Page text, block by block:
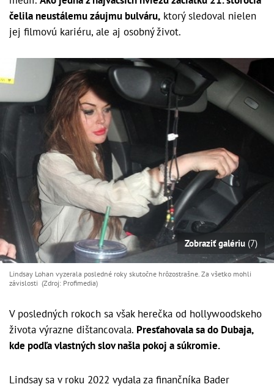
čelila neustálemu záujmu bulváru, ktorý sledoval nielen
jej filmovú kariéru, ale aj osobný život.
Zobraziť galériu (7)
Lindsay Lohan vyzerala posledné roky skutočne hrôzostrašne. Za všetko mohli
závislosti (Zdroj: Profimedia)
V posledných rokoch sa však herečka od hollywoodskeho
života výrazne dištancovala. Presťahovala sa do Dubaja,
kde podľa vlastných slov našla pokoj a súkromie.
Lindsay sa v roku 2022 vydala za finančníka Bader